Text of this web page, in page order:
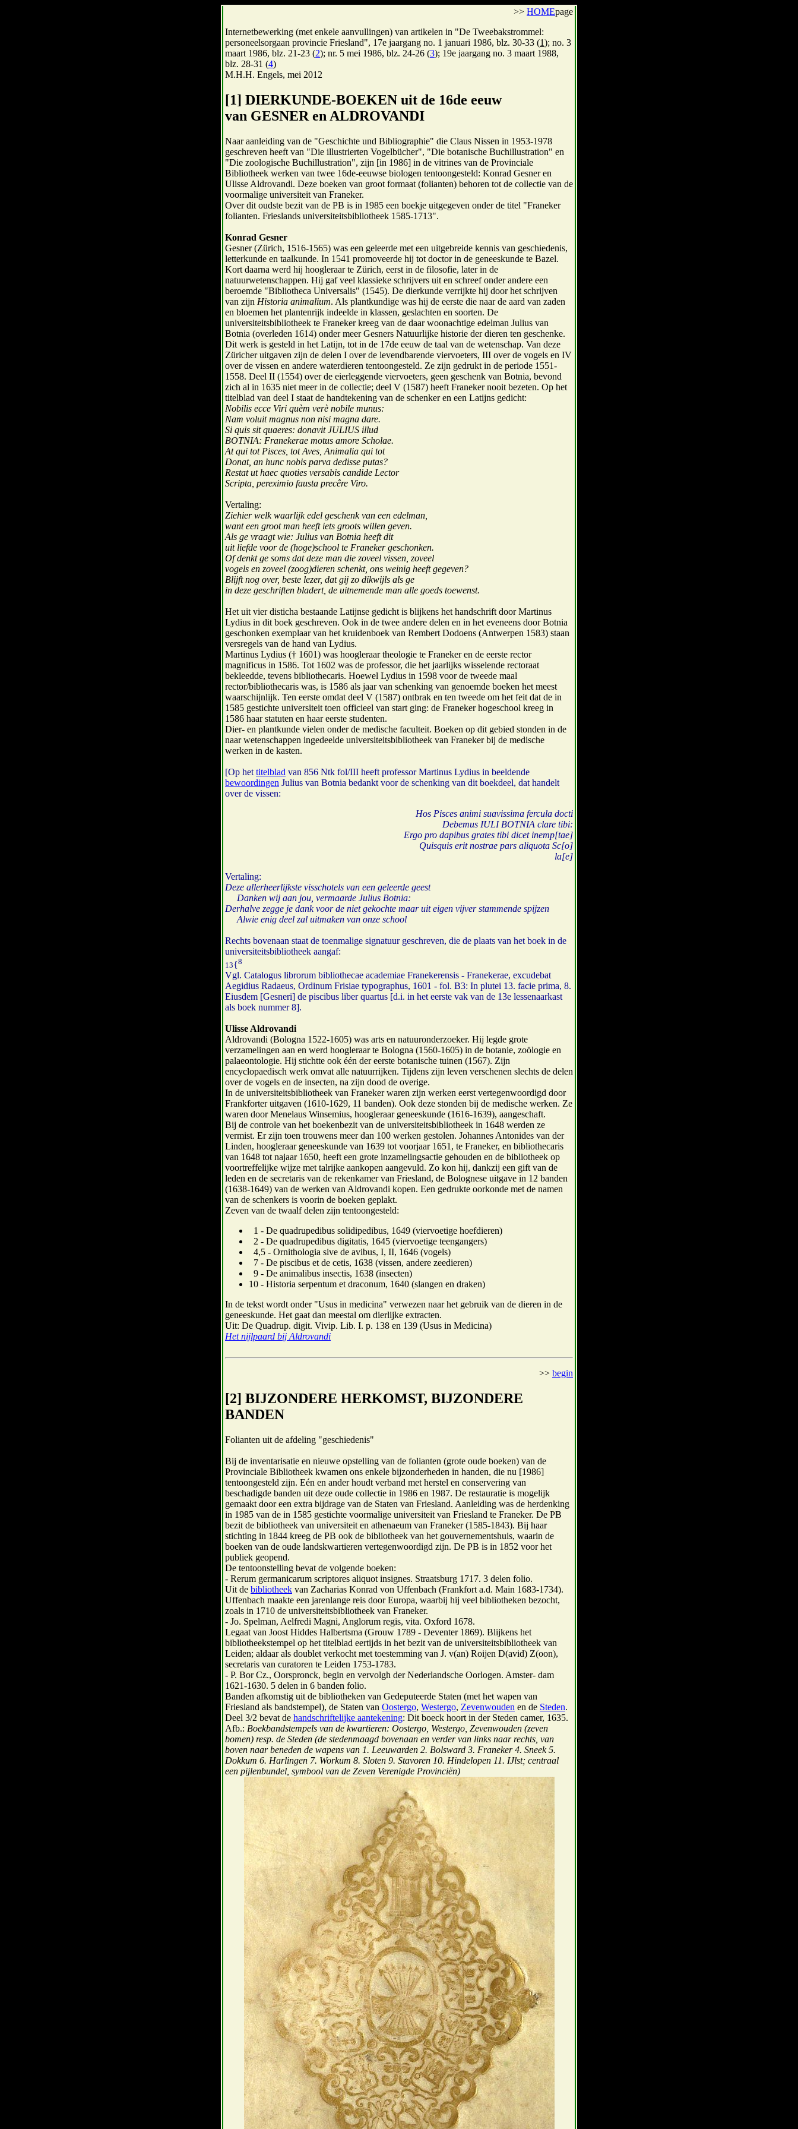
>> HOMEpage
Internetbewerking (met enkele aanvullingen) van artikelen in "De Tweebakstrommel:
personeelsorgaan provincie Friesland", 17e jaargang no. 1 januari 1986, blz. 30-33 (1); no. 3
maart 1986, blz. 21-23 (2); nr. 5 mei 1986, blz. 24-26 (3); 19e jaargang no. 3 maart 1988,
blz. 28-31 (4)
M.H.H. Engels, mei 2012
[1] DIERKUNDE-BOEKEN uit de 16de eeuw
van GESNER en ALDROVANDI
Naar aanleiding van de "Geschichte und Bibliographie" die Claus Nissen in 1953-1978
geschreven heeft van "Die illustrierten Vogelbücher", "Die botanische Buchillustration" en
"Die zoologische Buchillustration", zijn [in 1986] in de vitrines van de Provinciale
Bibliotheek werken van twee 16de-eeuwse biologen tentoongesteld: Konrad Gesner en
Ulisse Aldrovandi. Deze boeken van groot formaat (folianten) behoren tot de collectie van de
voormalige universiteit van Franeker.
Over dit oudste bezit van de PB is in 1985 een boekje uitgegeven onder de titel "Franeker
folianten. Frieslands universiteitsbibliotheek 1585-1713".
Konrad Gesner
Gesner (Zürich, 1516-1565) was een geleerde met een uitgebreide kennis van geschiedenis,
letterkunde en taalkunde. In 1541 promoveerde hij tot doctor in de geneeskunde te Bazel.
Kort daarna werd hij hoogleraar te Zürich, eerst in de filosofie, later in de
natuurwetenschappen. Hij gaf veel klassieke schrijvers uit en schreef onder andere een
beroemde "Bibliotheca Universalis" (1545). De dierkunde verrijkte hij door het schrijven
van zijn Historia animalium. Als plantkundige was hij de eerste die naar de aard van zaden
en bloemen het plantenrijk indeelde in klassen, geslachten en soorten. De
universiteitsbibliotheek te Franeker kreeg van de daar woonachtige edelman Julius van
Botnia (overleden 1614) onder meer Gesners Natuurlijke historie der dieren ten geschenke.
Dit werk is gesteld in het Latijn, tot in de 17de eeuw de taal van de wetenschap. Van deze
Züricher uitgaven zijn de delen I over de levendbarende viervoeters, III over de vogels en IV
over de vissen en andere waterdieren tentoongesteld. Ze zijn gedrukt in de periode 1551-
1558. Deel II (1554) over de eierleggende viervoeters, geen geschenk van Botnia, bevond
zich al in 1635 niet meer in de collectie; deel V (1587) heeft Franeker nooit bezeten. Op het
titelblad van deel I staat de handtekening van de schenker en een Latijns gedicht:
Nobilis ecce Viri quèm verè nobile munus:
Nam voluit magnus non nisi magna dare.
Si quis sit quaeres: donavit JULIUS illud
BOTNIA: Franekerae motus amore Scholae.
At qui tot Pisces, tot Aves, Animalia qui tot
Donat, an hunc nobis parva dedisse putas?
Restat ut haec quoties versabis candide Lector
Scripta, pereximio fausta precêre Viro.
Vertaling:
Ziehier welk waarlijk edel geschenk van een edelman,
want een groot man heeft iets groots willen geven.
Als ge vraagt wie: Julius van Botnia heeft dit
uit liefde voor de (hoge)school te Franeker geschonken.
Of denkt ge soms dat deze man die zoveel vissen, zoveel
vogels en zoveel (zoog)dieren schenkt, ons weinig heeft gegeven?
Blijft nog over, beste lezer, dat gij zo dikwijls als ge
in deze geschriften bladert, de uitnemende man alle goeds toewenst.
Het uit vier disticha bestaande Latijnse gedicht is blijkens het handschrift door Martinus
Lydius in dit boek geschreven. Ook in de twee andere delen en in het eveneens door Botnia
geschonken exemplaar van het kruidenboek van Rembert Dodoens (Antwerpen 1583) staan
versregels van de hand van Lydius.
Martinus Lydius († 1601) was hoogleraar theologie te Franeker en de eerste rector
magnificus in 1586. Tot 1602 was de professor, die het jaarlijks wisselende rectoraat
bekleedde, tevens bibliothecaris. Hoewel Lydius in 1598 voor de tweede maal
rector/bibliothecaris was, is 1586 als jaar van schenking van genoemde boeken het meest
waarschijnlijk. Ten eerste omdat deel V (1587) ontbrak en ten tweede om het feit dat de in
1585 gestichte universiteit toen officieel van start ging: de Franeker hogeschool kreeg in
1586 haar statuten en haar eerste studenten.
Dier- en plantkunde vielen onder de medische faculteit. Boeken op dit gebied stonden in de
naar wetenschappen ingedeelde universiteitsbibliotheek van Franeker bij de medische
werken in de kasten.
[Op het titelblad van 856 Ntk fol/III heeft professor Martinus Lydius in beeldende
bewoordingen Julius van Botnia bedankt voor de schenking van dit boekdeel, dat handelt
over de vissen:
Hos Pisces animi suavissima fercula docti
Debemus IULI BOTNIA clare tibi:
Ergo pro dapibus grates tibi dicet inemp[tae]
Quisquis erit nostrae pars aliquota Sc[o]
la[e]
Vertaling:
Deze allerheerlijkste visschotels van een geleerde geest
Danken wij aan jou, vermaarde Julius Botnia:
Derhalve zegge je dank voor de niet gekochte maar uit eigen vijver stammende spijzen
Alwie enig deel zal uitmaken van onze school
Rechts bovenaan staat de toenmalige signatuur geschreven, die de plaats van het boek in de
universiteitsbibliotheek aangaf:
13{8
Vgl. Catalogus librorum bibliothecae academiae Franekerensis - Franekerae, excudebat
Aegidius Radaeus, Ordinum Frisiae typographus, 1601 - fol. B3: In plutei 13. facie prima, 8.
Eiusdem [Gesneri] de piscibus liber quartus [d.i. in het eerste vak van de 13e lessenaarkast
als boek nummer 8].
Ulisse Aldrovandi
Aldrovandi (Bologna 1522-1605) was arts en natuuronderzoeker. Hij legde grote
verzamelingen aan en werd hoogleraar te Bologna (1560-1605) in de botanie, zoölogie en
palaeontologie. Hij stichtte ook één der eerste botanische tuinen (1567). Zijn
encyclopaedisch werk omvat alle natuurrijken. Tijdens zijn leven verschenen slechts de delen
over de vogels en de insecten, na zijn dood de overige.
In de universiteitsbibliotheek van Franeker waren zijn werken eerst vertegenwoordigd door
Frankforter uitgaven (1610-1629, 11 banden). Ook deze stonden bij de medische werken. Ze
waren door Menelaus Winsemius, hoogleraar geneeskunde (1616-1639), aangeschaft.
Bij de controle van het boekenbezit van de universiteitsbibliotheek in 1648 werden ze
vermist. Er zijn toen trouwens meer dan 100 werken gestolen. Johannes Antonides van der
Linden, hoogleraar geneeskunde van 1639 tot voorjaar 1651, te Franeker, en bibliothecaris
van 1648 tot najaar 1650, heeft een grote inzamelingsactie gehouden en de bibliotheek op
voortreffelijke wijze met talrijke aankopen aangevuld. Zo kon hij, dankzij een gift van de
leden en de secretaris van de rekenkamer van Friesland, de Bolognese uitgave in 12 banden
(1638-1649) van de werken van Aldrovandi kopen. Een gedrukte oorkonde met de namen
van de schenkers is voorin de boeken geplakt.
Zeven van de twaalf delen zijn tentoongesteld:
1 - De quadrupedibus solidipedibus, 1649 (viervoetige hoefdieren)
2 - De quadrupedibus digitatis, 1645 (viervoetige teengangers)
4,5 - Ornithologia sive de avibus, I, II, 1646 (vogels)
7 - De piscibus et de cetis, 1638 (vissen, andere zeedieren)
9 - De animalibus insectis, 1638 (insecten)
10 - Historia serpentum et draconum, 1640 (slangen en draken)
In de tekst wordt onder "Usus in medicina" verwezen naar het gebruik van de dieren in de
geneeskunde. Het gaat dan meestal om dierlijke extracten.
Uit: De Quadrup. digit. Vivip. Lib. I. p. 138 en 139 (Usus in Medicina)
Het nijlpaard bij Aldrovandi
>> begin
[2] BIJZONDERE HERKOMST, BIJZONDERE
BANDEN
Folianten uit de afdeling "geschiedenis"
Bij de inventarisatie en nieuwe opstelling van de folianten (grote oude boeken) van de
Provinciale Bibliotheek kwamen ons enkele bijzonderheden in handen, die nu [1986]
tentoongesteld zijn. Eén en ander houdt verband met herstel en conservering van
beschadigde banden uit deze oude collectie in 1986 en 1987. De restauratie is mogelijk
gemaakt door een extra bijdrage van de Staten van Friesland. Aanleiding was de herdenking
in 1985 van de in 1585 gestichte voormalige universiteit van Friesland te Franeker. De PB
bezit de bibliotheek van universiteit en athenaeum van Franeker (1585-1843). Bij haar
stichting in 1844 kreeg de PB ook de bibliotheek van het gouvernementshuis, waarin de
boeken van de oude landskwartieren vertegenwoordigd zijn. De PB is in 1852 voor het
publiek geopend.
De tentoonstelling bevat de volgende boeken:
- Rerum germanicarum scriptores aliquot insignes. Straatsburg 1717. 3 delen folio.
Uit de bibliotheek van Zacharias Konrad von Uffenbach (Frankfort a.d. Main 1683-1734).
Uffenbach maakte een jarenlange reis door Europa, waarbij hij veel bibliotheken bezocht,
zoals in 1710 de universiteitsbibliotheek van Franeker.
- Jo. Spelman, Aelfredi Magni, Anglorum regis, vita. Oxford 1678.
Legaat van Joost Hiddes Halbertsma (Grouw 1789 - Deventer 1869). Blijkens het
bibliotheekstempel op het titelblad eertijds in het bezit van de universiteitsbibliotheek van
Leiden; aldaar als doublet verkocht met toestemming van J. v(an) Roijen D(avid) Z(oon),
secretaris van curatoren te Leiden 1753-1783.
- P. Bor Cz., Oorspronck, begin en vervolgh der Nederlandsche Oorlogen. Amster- dam
1621-1630. 5 delen in 6 banden folio.
Banden afkomstig uit de bibliotheken van Gedeputeerde Staten (met het wapen van
Friesland als bandstempel), de Staten van Oostergo, Westergo, Zevenwouden en de Steden.
Deel 3/2 bevat de handschriftelijke aantekening: Dit boeck hoort in der Steden camer, 1635.
Afb.: Boekbandstempels van de kwartieren: Oostergo, Westergo, Zevenwouden (zeven
bomen) resp. de Steden (de stedenmaagd bovenaan en verder van links naar rechts, van
boven naar beneden de wapens van 1. Leeuwarden 2. Bolsward 3. Franeker 4. Sneek 5.
Dokkum 6. Harlingen 7. Workum 8. Sloten 9. Stavoren 10. Hindelopen 11. IJlst; centraal
een pijlenbundel, symbool van de Zeven Verenigde Provinciën)